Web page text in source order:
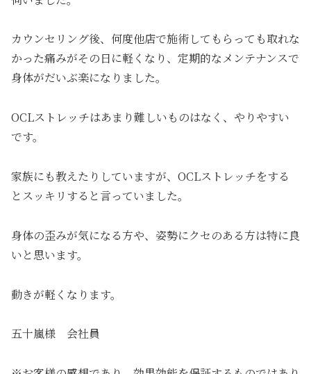
カウンセリング後、何度他店で施術してもらっても取れな
かった痛みがその日に軽くなり、定期的なメンテナンスで
身体がだいぶ楽になりました。
OCLストレッチはあまり難しいものはなく、やりやすい
です。
家族にも教えたりしていますが、OCLストレッチをする
とスッキリすると言っていました。
身体の歪みが気になる方や、姿勢にクセのある方は特に良
いと思います。
動きが軽くなります。
五十嵐様 会社員